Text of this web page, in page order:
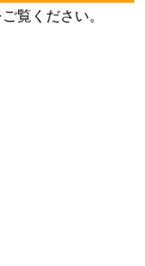
覧ください。